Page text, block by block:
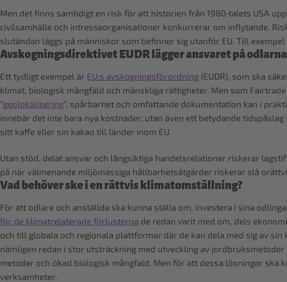
Men det finns samtidigt en risk för att historien från 1980‑talets USA
civilsamhälle och intresseorganisationer konkurrerar om inflytande.
slutändan läggs på människor som befinner sig utanför EU. Till
Avskogningsdirektivet EUDR lägger ansvaret på odlarna
Ett tydligt exempel är EU:s avskogningsförordning (EUDR), som ska
klimat, biologisk mångfald och mänskliga rättigheter. Men som
”geolokalisering”, spårbarhet och omfattande dokumentation kan i
innebär det inte bara nya kostnader, utan även ett betydande
sitt kaffe eller sin kakao till länder inom EU.
Utan stöd, delat ansvar och långsiktiga handelsrelationer riskerar
på när välmenande miljömässiga hållbarhetsåtgärder riskerar slå
Vad behöver ske i en rättvis klimatomställning?
För att odlare och anställda ska kunna ställa om, investera i sina
för de klimatrelaterade förlusterna de redan varit med om, dels
och till globala och regionala plattformar där de kan dela med sig av
nämligen redan i stor utsträckning med utveckling av
metoder och ökad biologisk mångfald. Men för att dessa lösningar
verksamheter.